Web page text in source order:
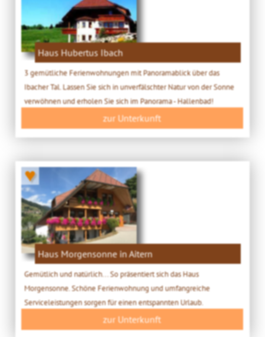
Haus Hubertus Ibach
3 gemütliche Ferienwohnungen mit Panoramablick über das
Ibacher Tal. Lassen Sie sich in unverfälschter Natur von der Sonne
verwöhnen und erholen Sie sich im Panorama - Hallenbad!
zur Unterkunft
♥
Haus Morgensonne in Aitern
Gemütlich und natürlich... So präsentiert sich das Haus
Morgensonne. Schöne Ferienwohnung und umfangreiche
Serviceleistungen sorgen für einen entspannten Urlaub.
zur Unterkunft